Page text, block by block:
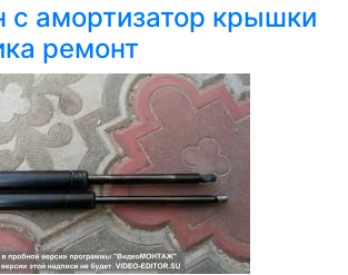
с амортизатор крышки
ремонт